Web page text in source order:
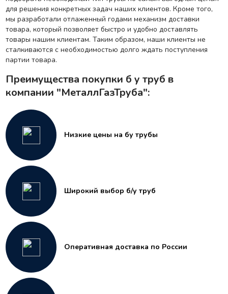
для решения конкретных задач наших клиентов. Кроме того,
мы разработали отлаженный годами механизм доставки
товара, который позволяет быстро и удобно доставлять
товары нашим клиентам. Таким образом, наши клиенты не
сталкиваются с необходимостью долго ждать поступления
партии товара.
Преимущества покупки б у труб в
компании "МеталлГазТруба":
Низкие цены на бу трубы
Широкий выбор б/у труб
Оперативная доставка по России